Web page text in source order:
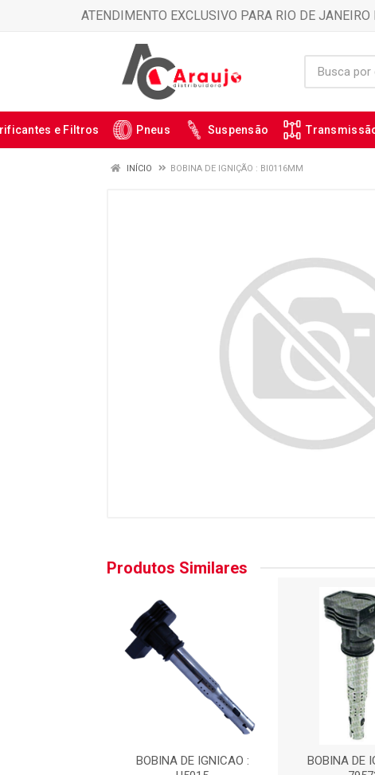
ATENDIMENTO EXCLUSIVO PARA RIO DE JANEIRO
e Filtros Pneus Suspensão
INÍCIO BOBINA DE IGNIÇÃO : BI0116MM
Produtos Similares
BOBINA DE IGNICAO :
BOBINA DE